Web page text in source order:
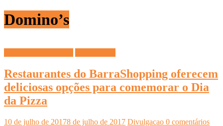
Domino’s
Restaurantes do BarraShopping oferecem
deliciosas opções para comemorar o Dia
da Pizza
10 de julho de 20178 de julho de 2017 Divulgacao 0 comentários